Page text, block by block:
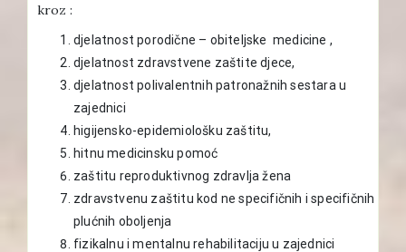
kroz :
djelatnost porodične – obiteljske medicine ,
djelatnost zdravstvene zaštite djece,
djelatnost polivalentnih patronažnih sestara u
zajednici
higijensko-epidemiološku zaštitu,
hitnu medicinsku pomoć
zaštitu reproduktivnog zdravlja žena
zdravstvenu zaštitu kod ne specifičnih i specifičnih
plućnih oboljenja
fizikalnu i mentalnu rehabilitaciju u zajednici